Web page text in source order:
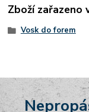
Zboží zařazeno
Vosk do forem